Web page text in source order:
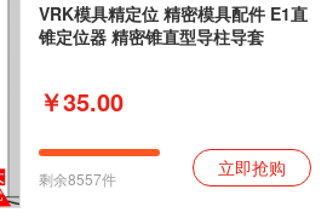
VRK模具精定位 精密模具配件 E1直
锥定位器 精密锥直型导柱导套
￥35.00
剩余8557件 立即抢购